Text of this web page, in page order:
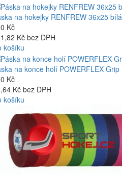
na hokejky RENFREW 36x25 bílá
Kč
Kč bez DPH
košíku
na konce holí POWERFLEX Grip
Kč
Kč bez DPH
košíku